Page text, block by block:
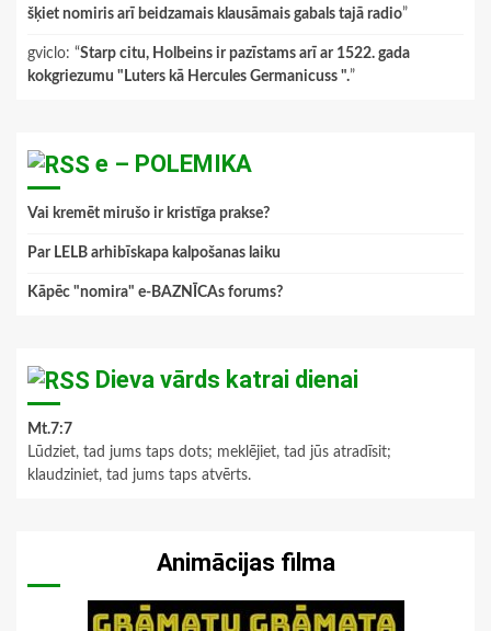
šķiet nomiris arī beidzamais klausāmais gabals tajā radio”
gviclo: “Starp citu, Holbeins ir pazīstams arī ar 1522. gada
kokgriezumu "Luters kā Hercules Germanicuss ".”
e – POLEMIKA
Vai kremēt mirušo ir kristīga prakse?
Par LELB arhibīskapa kalpošanas laiku
Kāpēc "nomira" e-BAZNĪCAs forums?
Dieva vārds katrai dienai
Mt.7:7
Lūdziet, tad jums taps dots; meklējiet, tad jūs atradīsit;
klaudziniet, tad jums taps atvērts.
Animācijas filma